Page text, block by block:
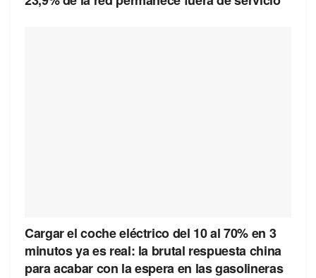
Cargar el coche eléctrico del 10 al 70% en 3
minutos ya es real: la brutal respuesta china
para acabar con la espera en las gasolineras